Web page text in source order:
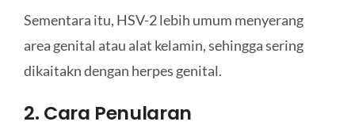
Sementara itu, HSV-2 lebih umum menyerang
area genital atau alat kelamin, sehingga sering
dikaitakn dengan herpes genital.
2. Cara Penularan